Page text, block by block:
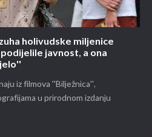
holivudske miljenice
javnost, a ona
iz filmova ''Bilježnica'',
u prirodnom izdanju